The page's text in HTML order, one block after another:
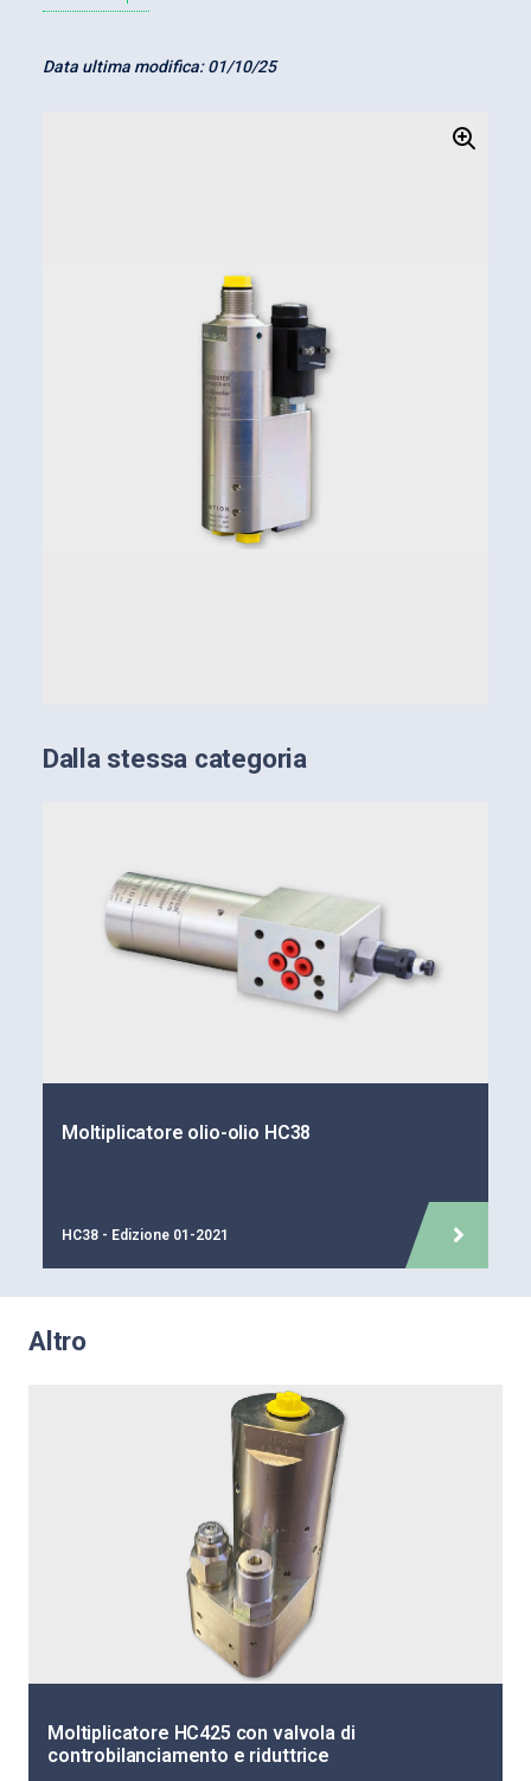
Dalla stessa categoria
Moltiplicatore olio-olio HC38
HC38 - Edizione 01-2021
moltiplicatore HC21 è un’unità compatta che pesa
Esempio di ordinazione:
Rapporto di moltiplicazione i = 4,0
Valvola DV incorporata, B
Connessione con raccordi BSPP aggiuntiva H2
Controllo direzionale manuale con valvola tipo
“H” (DCV “01”)
Data ultima modifica:01/10/25
Altro
Moltiplicatore HC425 con valvola di
controbilanciamento e riduttrice